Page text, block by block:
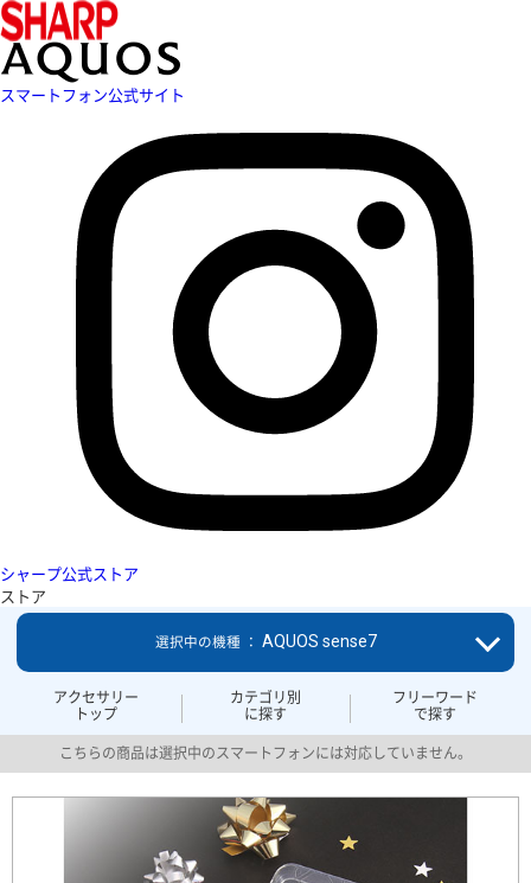
スマートフォン公式サイト
シャープ公式ストア
ストア
アクセサリー
トップ
カテゴリ別
に探す
フリーワード
で探す
選択中の機種 ： AQUOS sense7
こちらの商品は選択中のスマートフォンには対応していません。